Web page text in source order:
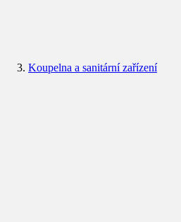
Koupelna a sanitární zařízení